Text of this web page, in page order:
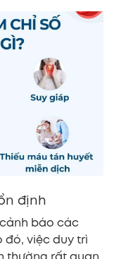
định
báo các
đó, việc duy trì